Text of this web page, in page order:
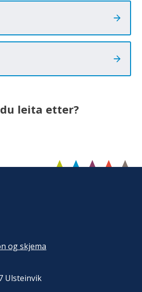
leita etter?
og skjema
Ulsteinvik